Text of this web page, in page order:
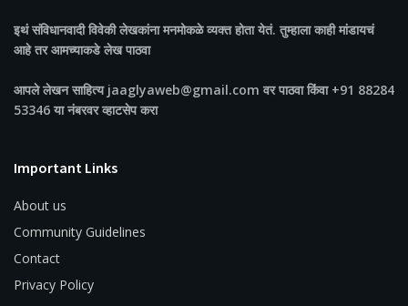
इथं संविधानवादी विवेकी लेखकांना मनमोकळे व्यक्त होता येतं. तुम्हाला काही मांडायचं
आहे तर आमच्याकडे लेख पाठवा
आपले लेखन साहित्य jaaglyaweb@gmail.com वर पाठवा किंवा +91 88284
53346 या नंबरवर व्हाटसेप करा
Important Links
About us
Community Guidelines
Contact
Privacy Policy